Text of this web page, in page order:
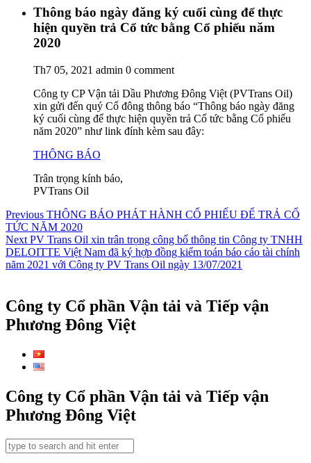
Thông báo ngày đăng ký cuối cùng để thực
hiện quyền trả Cổ tức bằng Cổ phiếu năm
2020
Th7 05, 2021 admin 0 comment
Công ty CP Vận tải Dầu Phương Đông Việt (PVTrans Oil)
xin gửi đến quý Cổ đông thông báo “Thông báo ngày đăng
ký cuối cùng để thực hiện quyền trả Cổ tức bằng Cổ phiếu
năm 2020” như link đính kèm sau đây:
THÔNG BÁO
Trân trọng kính báo,
PVTrans Oil
Điều
hướng
bài
viết
Previous Previous
post:
THÔNG BÁO PHÁT HÀNH CỔ PHIẾU ĐỂ TRẢ CỔ
TỨC NĂM 2020
Next Next
post:
PV Trans Oil xin trân trọng công bố thông tin Công ty TNHH
DELOITTE Việt Nam đã ký hợp đồng kiểm toán báo cáo tài chính
năm 2021 với Công ty PV Trans Oil ngày 13/07/2021
Công ty Cổ phần Vận tải và Tiếp vận
Phương Đông Việt
Công ty Cổ phần Vận tải và Tiếp vận
Phương Đông Việt